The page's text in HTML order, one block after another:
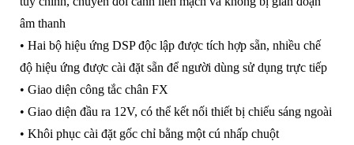
âm thanh
• Hai bộ hiệu ứng DSP độc lập được tích hợp sẵn, nhiều chế
độ hiệu ứng được cài đặt sẵn để người dùng sử dụng trực tiếp
• Giao diện công tắc chân FX
• Giao diện đầu ra 12V, có thể kết nối thiết bị chiếu sáng ngoài
• Khôi phục cài đặt gốc chỉ bằng một cú nhấp chuột